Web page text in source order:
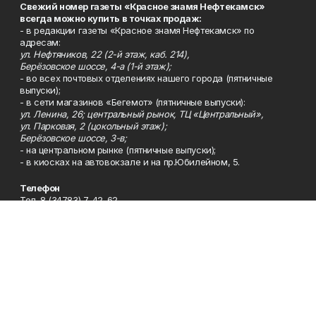
Свежий номер газеты «Красное знамя Нефтекамск»
всегда можно купить в точках продаж:
- в редакции газеты «Красное знамя Нефтекамск» по
адресам:
ул. Нефтяников, 22 (2-й этаж, каб. 214),
Берёзовское шоссе, 4-а (1-й этаж);
- во всех почтовых отделениях нашего города (пятничные
выпуски);
- в сети магазинов «Бегемот» (пятничные выпуски):
ул. Ленина, 26; центральный рынок, ТЦ «Центральный»,
ул. Парковая, 2 (цокольный этаж);
Берёзовское шоссе, 3-в;
- на центральном рынке (пятничные выпуски);
- в киосках на автовокзале и на пр.Юбилейном, 5.
Телефон
Тел. 8 (34783) 7-42-62.